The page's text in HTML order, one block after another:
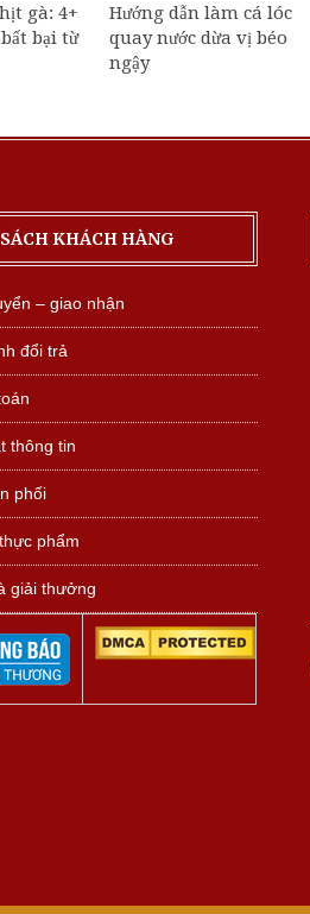
gà: 4+
bại từ
Hướng dẫn làm cá lóc
quay nước dừa vị béo
ngậy
KHÁCH HÀNG
– giao nhận
đổi trả
thông tin
phối
phẩm
giải thưởng